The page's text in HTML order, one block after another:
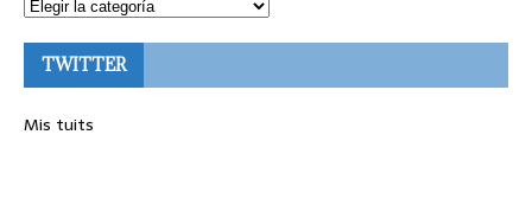
TWITTER
Mis tuits